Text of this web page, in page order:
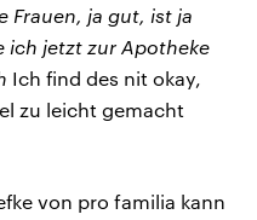
Frauen, ja gut, ist ja
ich jetzt zur Apotheke
Ich find des nit okay,
zu leicht gemacht
von pro familia kann